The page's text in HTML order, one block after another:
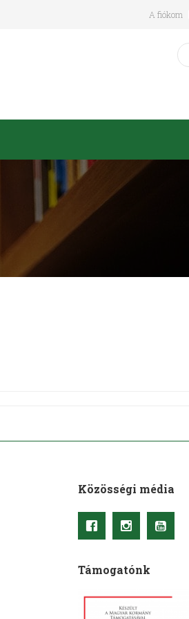
A fiókom
Közösségi média
Támogatónk